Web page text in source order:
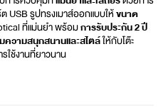
USB รูปทรงเมาส์ออกแบบให้ ขนาด
ที่แม่นยำ พร้อม การรับประกัน 2 ปี
ความสนุกสนานและสไตล์ ให้กับโต๊ะ
ใช้งานที่ยาวนาน